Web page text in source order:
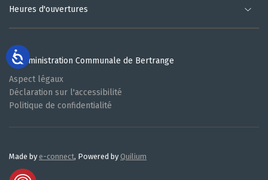
Heures d'ouvertures
© Administration Communale de Bertrange
Aspect légaux
Déclaration sur l'accessibilité
Politique de confidentialité
Made by e-connect, Powered by Quilium